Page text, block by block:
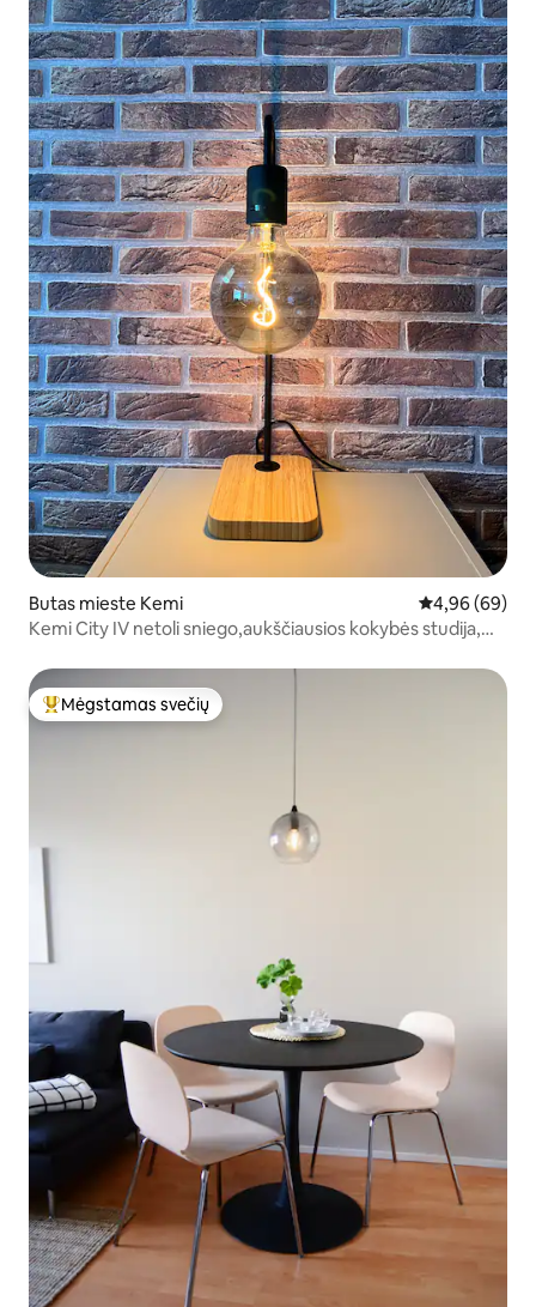
Butas mieste Kemi Vidutinis
4,96 (69)
Kemi City IV netoli sniego,aukščiausios kokybės studija,
Svečių mėgstamiausias
Mėgstamas svečių